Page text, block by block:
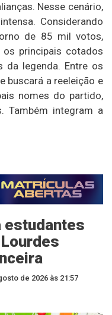
Nesse cenário,
Considerando
de 85 mil votos,
principais cotados
da legenda. Entre os
buscará a reeleição e
nomes do partido,
Também integram a
estudantes
de 2026 às 21:57